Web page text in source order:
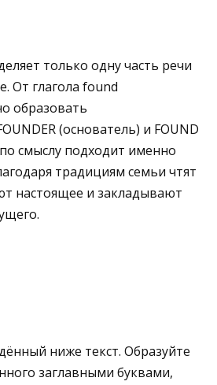
только одну часть речи
От глагола found
образовать
(основатель) и FOUND
смыслу подходит именно
традициям семьи чтят
настоящее и закладывают
ниже текст. Образуйте
заглавными буквами,